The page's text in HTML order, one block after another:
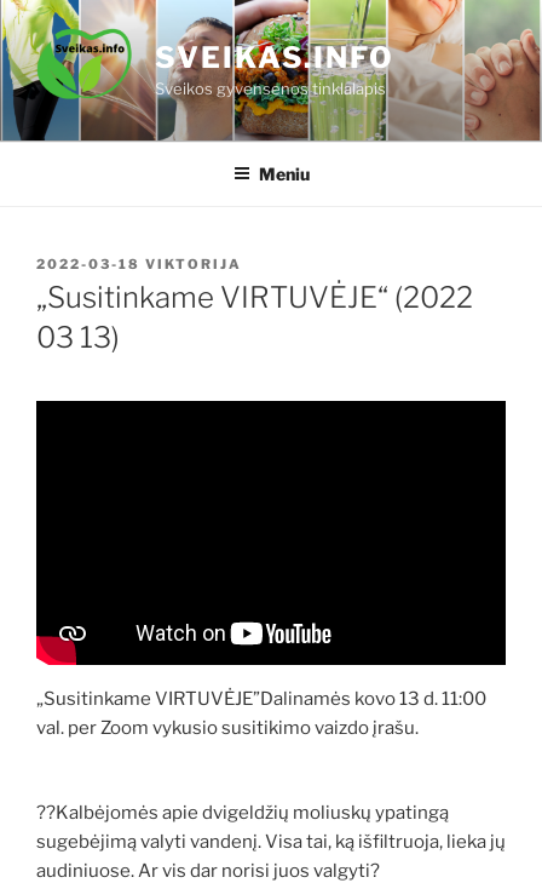
Eiti
prie
turinio
SVEIKAS.INFO
Sveikos gyvensenos tinklalapis
Meniu
PASKELBTA
2022-03-18 VIKTORIJA
„Susitinkame VIRTUVĖJE“ (2022
03 13)
„Susitinkame VIRTUVĖJE”Dalinamės kovo 13 d. 11:00
val. per Zoom vykusio susitikimo vaizdo įrašu.
??Kalbėjomės apie dvigeldžių moliuskų ypatingą
sugebėjimą valyti vandenį. Visa tai, ką išfiltruoja, lieka jų
audiniuose. Ar vis dar norisi juos valgyti?